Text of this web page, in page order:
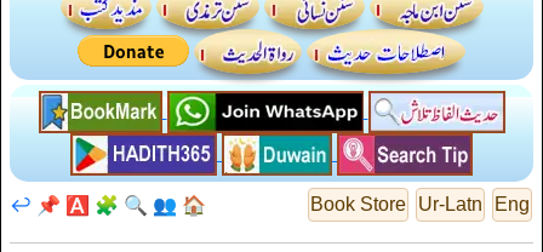
Eng
Ur-Latn
Book Store
🏠
👥
🔍
🧩
🅰️
📌
↩️